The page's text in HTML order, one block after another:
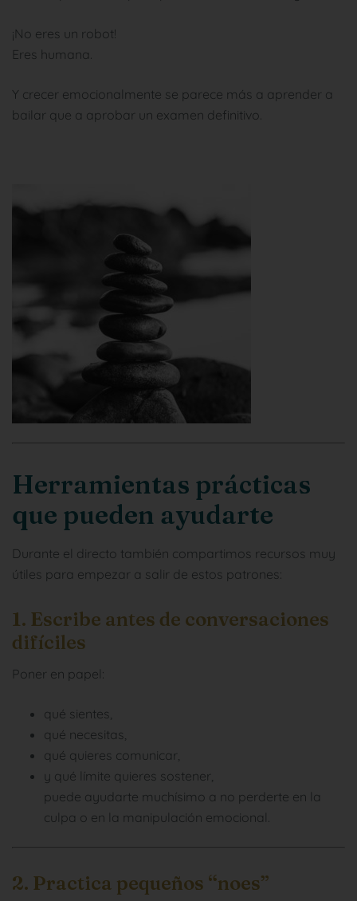
¡No eres un robot!
Eres humana.
Y crecer emocionalmente se parece más a aprender a
bailar que a aprobar un examen definitivo.
Herramientas prácticas
que pueden ayudarte
Durante el directo también compartimos recursos muy
útiles para empezar a salir de estos patrones:
1. Escribe antes de conversaciones
difíciles
Poner en papel:
qué sientes,
qué necesitas,
qué quieres comunicar,
y qué límite quieres sostener,
puede ayudarte muchísimo a no perderte en la
culpa o en la manipulación emocional.
2. Practica pequeños “noes”